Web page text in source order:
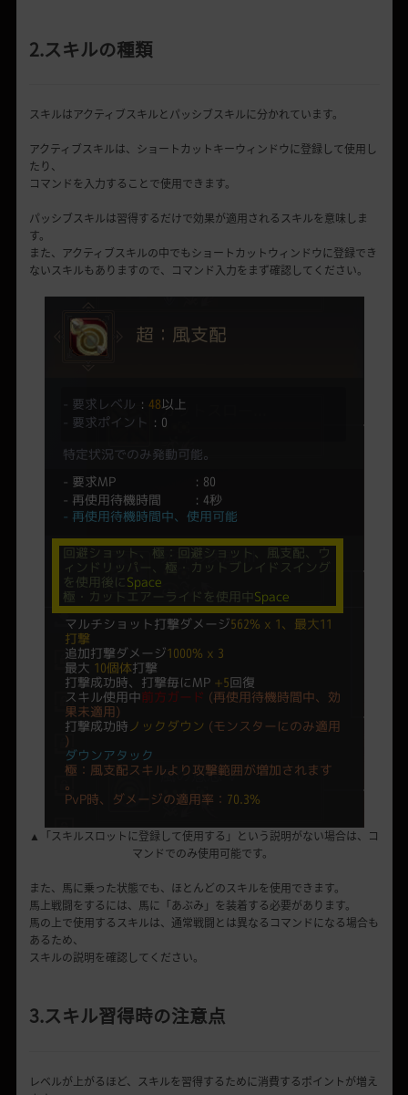
2.スキルの種類
スキルはアクティブスキルとパッシブスキルに分かれています。
アクティブスキルは、ショートカットキーウィンドウに登録して使用し
たり、
コマンドを入力することで使用できます。
パッシブスキルは習得するだけで効果が適用されるスキルを意味しま
す。
また、アクティブスキルの中でもショートカットウィンドウに登録でき
ないスキルもありますので、コマンド入力をまず確認してください。
▲「スキルスロットに登録して使用する」という説明がない場合は、コ
マンドでのみ使用可能です。
また、馬に乗った状態でも、ほとんどのスキルを使用できます。
馬上戦闘をするには、馬に「あぶみ」を装着する必要があります。
馬の上で使用するスキルは、通常戦闘とは異なるコマンドになる場合も
あるため、
スキルの説明を確認してください。
3.スキル習得時の注意点
レベルが上がるほど、スキルを習得するために消費するポイントが増え